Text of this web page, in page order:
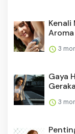
3
Gaya
3